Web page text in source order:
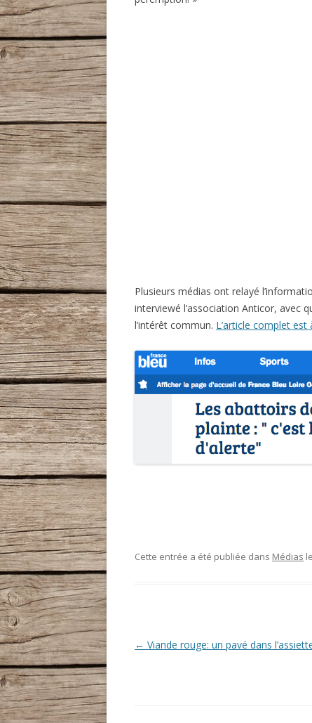
Plusieurs médias ont relayé
interviewé l’association Anticor, avec
l’intérêt commun. L’article complet est
Cette entrée a été publiée dans Médias le
Navigation
← Viande rouge: un pavé dans